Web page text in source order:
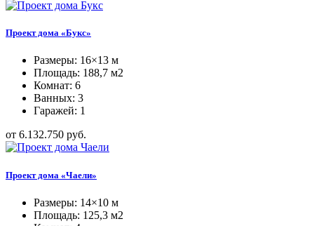
Проект дома «Букс»
Размеры: 16×13 м
Площадь: 188,7 м2
Комнат: 6
Ванных: 3
Гаражей: 1
от 6.132.750 руб.
Проект дома «Чаели»
Размеры: 14×10 м
Площадь: 125,3 м2